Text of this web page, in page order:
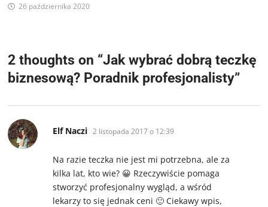
26 października 2020
2 thoughts on “Jak wybrać dobrą teczkę
biznesową? Poradnik profesjonalisty”
Elf Naczi pisze:
2 listopada 2017 o 12:39
Na razie teczka nie jest mi potrzebna, ale za
kilka lat, kto wie? 😀 Rzeczywiście pomaga
stworzyć profesjonalny wygląd, a wśród
lekarzy to się jednak ceni 🙂 Ciekawy wpis,